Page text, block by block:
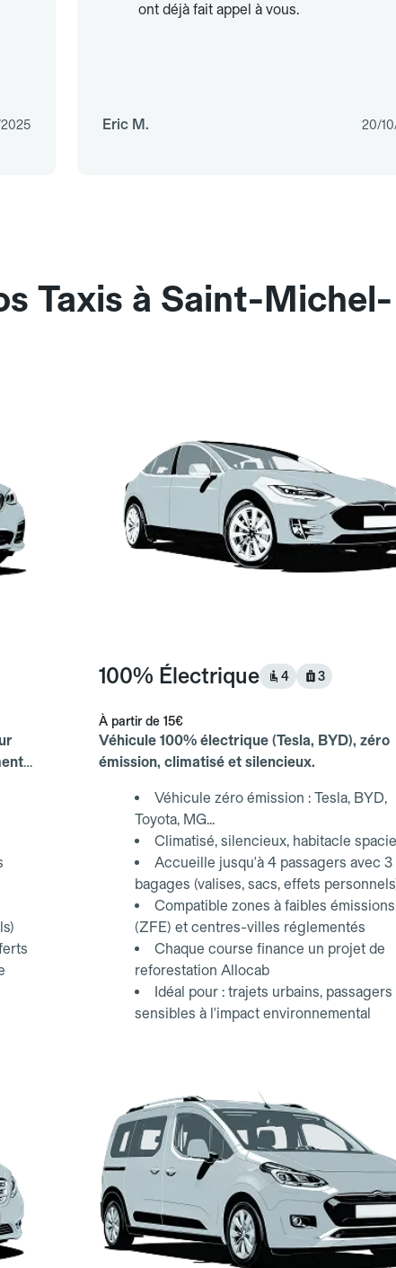
2025
ont déjà fait appel à vous.
Eric M. 20/
Taxis à Saint-Michel-
100% Électrique 4 3
À partir de 15€
Véhicule 100% électrique (Tesla, BYD), zéro
émission, climatisé et silencieux.
Véhicule zéro émission : Tesla, BYD,
Toyota, MG...
Climatisé, silencieux, habitacle
Accueille jusqu'à 4 passagers avec 3
bagages (valises, sacs, effets
Compatible zones à faibles émissions
(ZFE) et centres-villes réglementés
Chaque course finance un projet de
reforestation Allocab
Idéal pour : trajets urbains, passagers
sensibles à l'impact environnemental